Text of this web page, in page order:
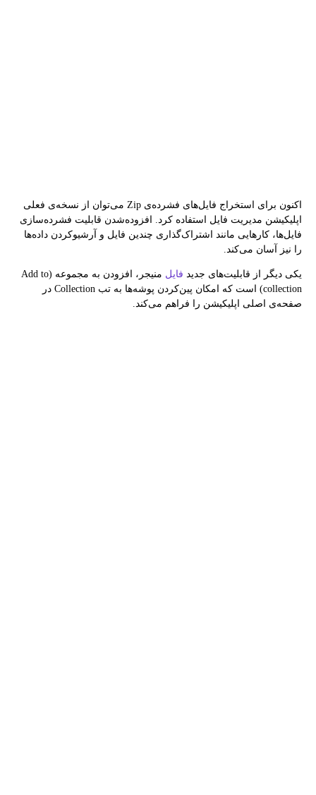
اکنون برای استخراج فایل‌های فشرده‌ی Zip می‌توان از نسخه‌ی فعلی
اپلیکیشن مدیریت فایل استفاده کرد. افزوده‌شدن قابلیت فشرده‌سازی
فایل‌ها، کارهایی مانند اشتراک‌گذاری چندین فایل و آرشیوکردن داده‌ها
را نیز آسان می‌کند.
یکی‌ دیگر از قابلیت‌های جدید فایل
منیجر، افزودن به مجموعه (Add to
collection) است که امکان پین‌کردن پوشه‌ها به تب Collection در
صفحه‌ی اصلی اپلیکیشن را فراهم می‌کند.